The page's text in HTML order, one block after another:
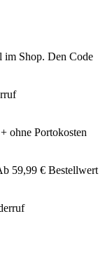
Shop. Den Code
ohne Portokosten
59,99 € Bestellwert